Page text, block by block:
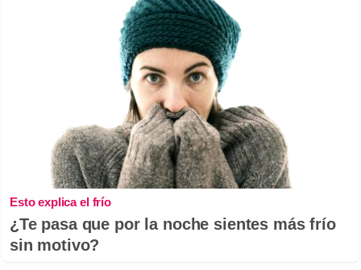
Esto explica el frío
¿Te pasa que por la noche sientes más frío
sin motivo?